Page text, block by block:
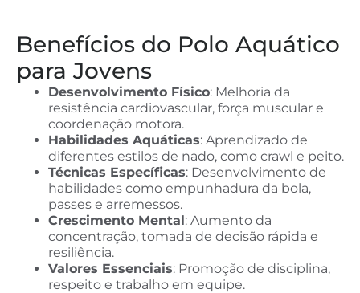
Benefícios do Polo Aquático
para Jovens
Desenvolvimento Físico: Melhoria da
resistência cardiovascular, força muscular e
coordenação motora.
Habilidades Aquáticas: Aprendizado de
diferentes estilos de nado, como crawl e peito.
Técnicas Específicas: Desenvolvimento de
habilidades como empunhadura da bola,
passes e arremessos.
Crescimento Mental: Aumento da
concentração, tomada de decisão rápida e
resiliência.
Valores Essenciais: Promoção de disciplina,
respeito e trabalho em equipe.